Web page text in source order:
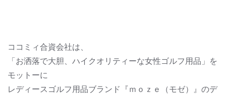
ココミィ合資会社は、
「お洒落で大胆、ハイクオリティーな女性ゴルフ用品」を
モットーに
レディースゴルフ用品ブランド『ｍｏｚｅ（モゼ）』のデ